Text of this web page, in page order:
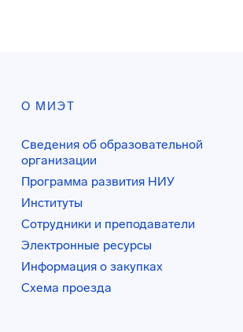
О МИЭТ
Сведения об образовательной
организации
Программа развития НИУ
Институты
Сотрудники и преподаватели
Электронные ресурсы
Информация о закупках
Схема проезда